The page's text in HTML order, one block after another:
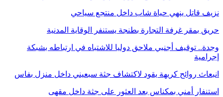
نزيف قاتل ينهي حياة شاب داخل منتجع سياحي
حريق بمقر غرفة التجارة بطنجة يستنفر الوقاية المدنية
وجدة.. توقيف أجنبي ملاحق دوليا للاشتباه في ارتباطه بشبكة
إجرامية
انبعاث روائح كريهة يقود لاكتشاف جثة سبعيني داخل منزل بفاس
استنفار أمني بمكناس بعد العثور على جثة داخل مقهى